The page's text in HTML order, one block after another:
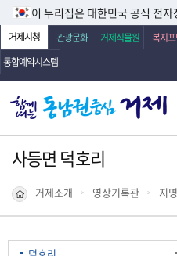
이 누리집은 대한민국 공식 전
거제시청 관광문화 거제식물원 복지
통합예약시스템
사등면 덕호리
거제소개 영상기록관 지